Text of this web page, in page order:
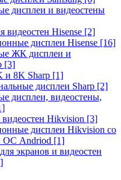
дисплеи и видеостены
видеостен Hisense [2]
дисплеи Hisense [16]
ЖК дисплеи и
[3]
и 8K Sharp [1]
дисплеи Sharp [2]
дисплеи, видеостены,
Hikvision [3]
дисплеи Hikvision со
ОС Andriod [1]
экранов и видеостен